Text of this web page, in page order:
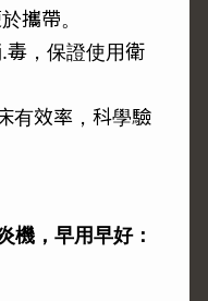
攜帶。
，保證使用衛
有效率，科學驗
機，早用早好：